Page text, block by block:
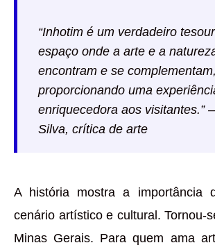
“Inhotim é um verdadeiro
espaço onde a arte e a
encontram e se complementam,
proporcionando uma
enriquecedora aos visitantes.”
Silva, crítica de arte
A história mostra a importância
cenário artístico e cultural. Tornou-
Minas Gerais. Para quem ama